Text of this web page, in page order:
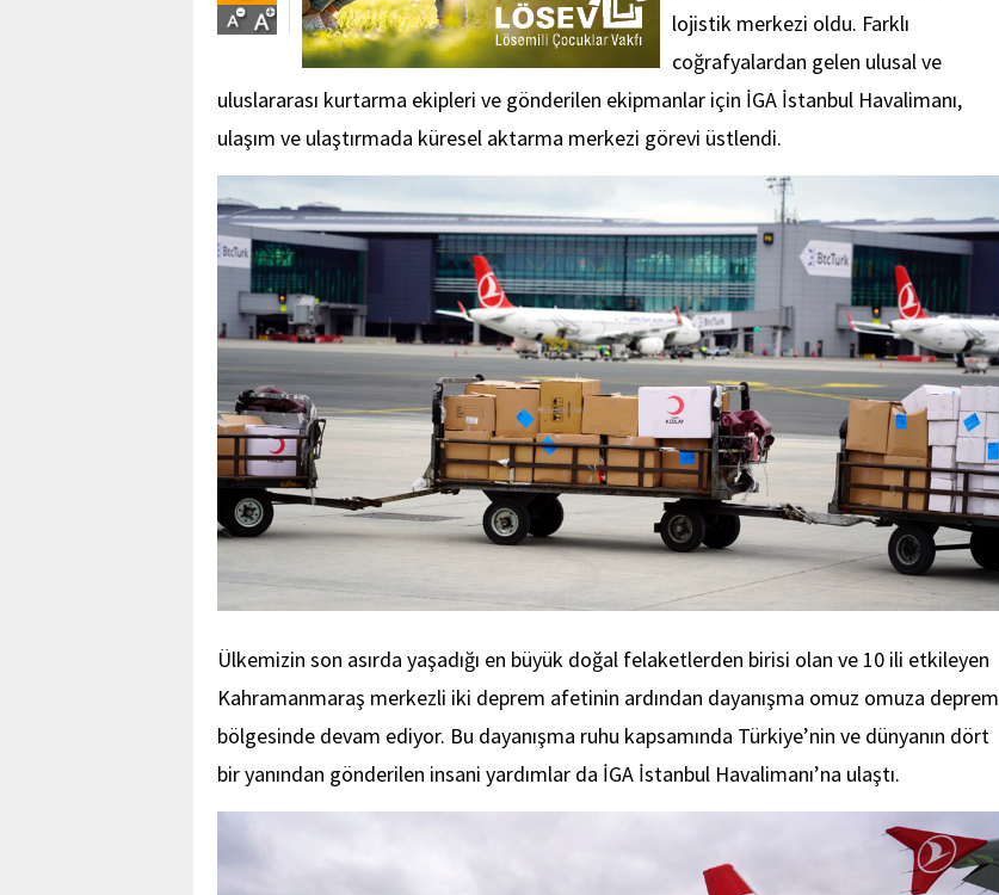
lojistik merkezi oldu. Farklı
coğrafyalardan gelen ulusal ve
uluslararası kurtarma ekipleri ve gönderilen ekipmanlar için İGA İstanbul Havalimanı,
ulaşım ve ulaştırmada küresel aktarma merkezi görevi üstlendi.
Ülkemizin son asırda yaşadığı en büyük doğal felaketlerden birisi olan ve 10 ili etkileyen
Kahramanmaraş merkezli iki deprem afetinin ardından dayanışma omuz omuza deprem
bölgesinde devam ediyor. Bu dayanışma ruhu kapsamında Türkiye’nin ve dünyanın dört
bir yanından gönderilen insani yardımlar da İGA İstanbul Havalimanı’na ulaştı.